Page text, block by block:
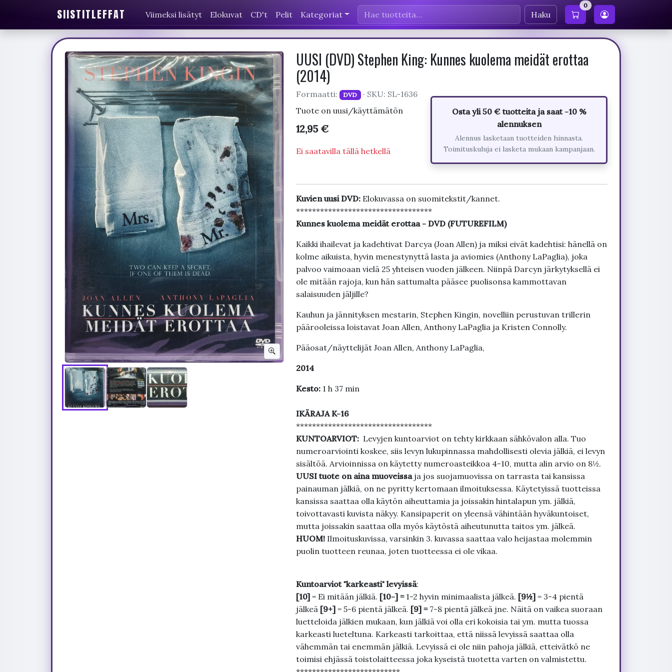
SIISTITLEFFAT Viimeksi lisätyt Elokuvat CD't Pelit Kategoriat Haku
0
UUSI (DVD) Stephen King: Kunnes kuolema meidät erottaa
(2014)
Formaatti: DVD
· SKU: SL-1636
Tuote on uusi/käyttämätön
12,95 €
Ei saatavilla tällä hetkellä
Osta yli 50 € tuotteita ja saat -10 %
alennuksen
Alennus lasketaan tuotteiden hinnasta.
Toimituskuluja ei lasketa mukaan kampanjaan.
Kuvien uusi DVD: Elokuvassa on suomitekstit/kannet.
**********************************
Kunnes kuolema meidät erottaa - DVD (FUTUREFILM)
Kaikki ihailevat ja kadehtivat Darcya (Joan Allen) ja miksi eivät kadehtisi: hänellä on
kolme aikuista, hyvin menestynyttä lasta ja aviomies (Anthony LaPaglia), joka
palvoo vaimoaan vielä 25 yhteisen vuoden jälkeen. Niinpä Darcyn järkytyksellä ei
ole mitään rajoja, kun hän sattumalta pääsee puolisonsa kammottavan
salaisuuden jäljille?
Kauhun ja jännityksen mestarin, Stephen Kingin, novelliin perustuvan trillerin
päärooleissa loistavat Joan Allen, Anthony LaPaglia ja Kristen Connolly.
Pääosat/näyttelijät Joan Allen, Anthony LaPaglia,
2014
Kesto: 1 h 37 min
IKÄRAJA K-16
**********************************
KUNTOARVIOT: Levyjen kuntoarviot on tehty kirkkaan sähkövalon alla. Tuo
numeroarviointi koskee, siis levyn lukupinnassa mahdollisesti olevia jälkiä, ei levyn
sisältöä. Arvioinnissa on käytetty numeroasteikkoa 4-10, mutta alin arvio on 8½.
UUSI tuote on aina muoveissa ja jos suojamuovissa on tarrasta tai kansissa
painauman jälkiä, on ne pyritty kertomaan ilmoituksessa. Käytetyissä tuotteissa
kansissa saattaa olla käytön aiheuttamia ja joissakin hintalapun ym. jälkiä,
toivottavasti kuvista näkyy. Kansipaperit on yleensä vähintään hyväkuntoiset,
mutta joissakin saattaa olla myös käytöstä aiheutunutta taitos ym. jälkeä.
HUOM!Ilmoituskuvissa, varsinkin 3. kuvassa saattaa valo heijastaa molemmin
puolin tuotteen reunaa, joten tuotteessa ei ole vikaa.
Kuntoarviot "karkeasti" levyissä:
[10]= Ei mitään jälkiä. [10-] = 1-2 hyvin minimaalista jälkeä. [9½]= 3-4 pientä
jälkeä [9+]= 5-6 pientä jälkeä. [9] = 7-8 pientä jälkeä jne. Näitä on vaikea suoraan
luetteloida jälkien mukaan, kun jälkiä voi olla eri kokoisia tai ym. mutta tuossa
karkeasti lueteltuna. Karkeasti tarkoittaa, että niissä levyissä saattaa olla
vähemmän tai enemmän jälkiä. Levyissä ei ole niin pahoja jälkiä, etteivätkö ne
toimisi ehjässä toistolaitteessa joka kyseistä tuotetta varten on valmistettu.